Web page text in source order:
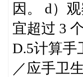
因。 d）
宜超过 3
D.5计算手
／应手卫